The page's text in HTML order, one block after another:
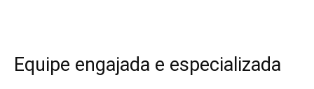
Equipe engajada e especializada